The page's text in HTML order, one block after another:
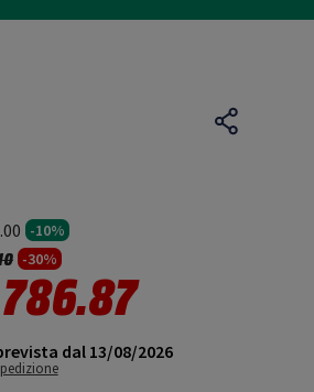
-10%
ridotto da
a-30%
786.87
dal 13/08/2026